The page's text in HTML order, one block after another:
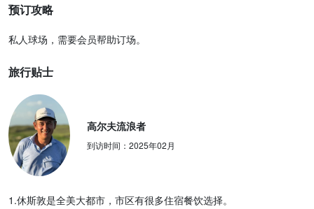
预订攻略
私人球场，需要会员帮助订场。
旅行贴士
高尔夫流浪者
到访时间： 2025年02月
1.休斯敦是全美大都市，市区有很多住宿餐饮选择。